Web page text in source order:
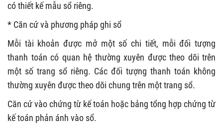
có thiết kế mẫu sổ riêng.
* Căn cứ và phương pháp ghi sổ
Mỗi tài khoản được mở một số chi tiết, mỗi đối tượng
thanh toán có quan hệ thường xuyên được theo dõi trên
một số trang sổ riêng. Các đối tượng thanh toán không
thường xuyên được theo dõi chung trên một trang sổ.
Căn cứ vào chứng từ kế toán hoặc bảng tổng hợp chứng từ
kế toán phản ánh vào sổ.